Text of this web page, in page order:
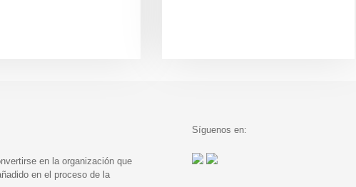
en la organización que
en el proceso de la
Síguenos en: